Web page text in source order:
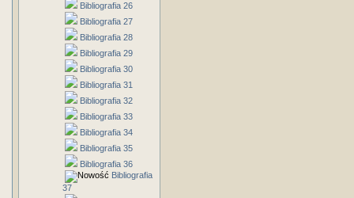
Bibliografia 26
Bibliografia 27
Bibliografia 28
Bibliografia 29
Bibliografia 30
Bibliografia 31
Bibliografia 32
Bibliografia 33
Bibliografia 34
Bibliografia 35
Bibliografia 36
Bibliografia
37